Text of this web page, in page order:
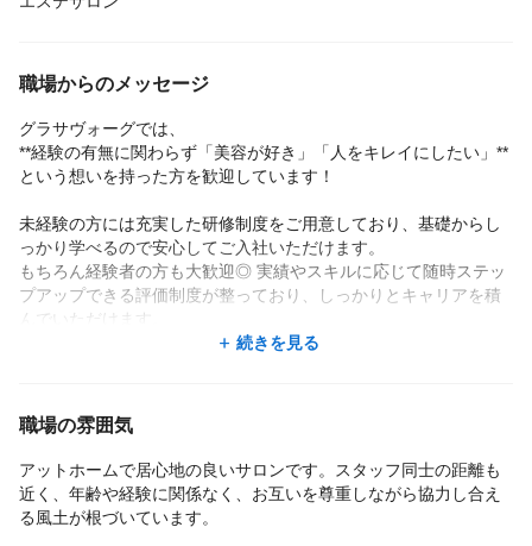
職場からのメッセージ
グラサヴォーグでは、
**経験の有無に関わらず「美容が好き」「人をキレイにしたい」**
という想いを持った方を歓迎しています！
未経験の方には充実した研修制度をご用意しており、基礎からし
っかり学べるので安心してご入社いただけます。
もちろん経験者の方も大歓迎◎ 実績やスキルに応じて随時ステッ
プアップできる評価制度が整っており、しっかりとキャリアを積
んでいただけます。
テを行ったことです。
上半身中心の施術を重ね、式直前には「ドレス姿の後ろ姿が一番
のお気に入り」と言っていただき、思わず一緒に号泣してしまい
ました。
お客様からいただいた結婚式の写真は、今でも宝物です。
当サロンはスタッフ同士の距離が近く、年齢に関係なく自然な関
続きを見る
職場の雰囲気
アットホームで居心地の良いサロンです。スタッフ同士の距離も
近く、年齢や経験に関係なく、お互いを尊重しながら協力し合え
る風土が根づいています。